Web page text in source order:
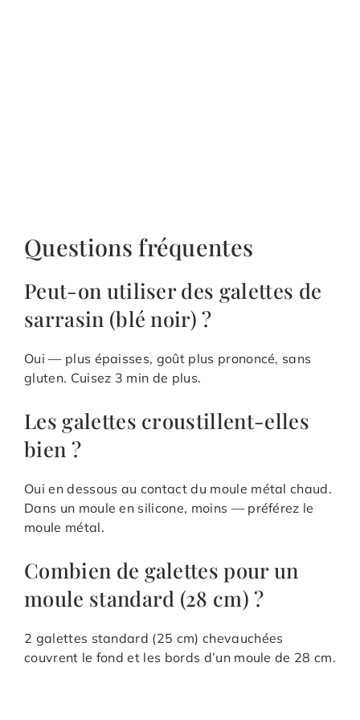
Questions fréquentes
Peut-on utiliser des galettes de
sarrasin (blé noir) ?
Oui — plus épaisses, goût plus prononcé, sans
gluten. Cuisez 3 min de plus.
Les galettes croustillent-elles
bien ?
Oui en dessous au contact du moule métal chaud.
Dans un moule en silicone, moins — préférez le
moule métal.
Combien de galettes pour un
moule standard (28 cm) ?
2 galettes standard (25 cm) chevauchées
couvrent le fond et les bords d’un moule de 28 cm.